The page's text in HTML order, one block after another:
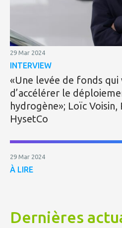
29 Mar 2024
INTERVIEW
«Une levée de fonds
d’accélérer le
hydrogène»; Loïc Voisin,
HysetCo
29 Mar 2024
À LIRE
Dernières